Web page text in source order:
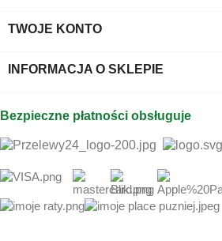
TWOJE KONTO
INFORMACJA O SKLEPIE
Bezpieczne płatności obsługuje